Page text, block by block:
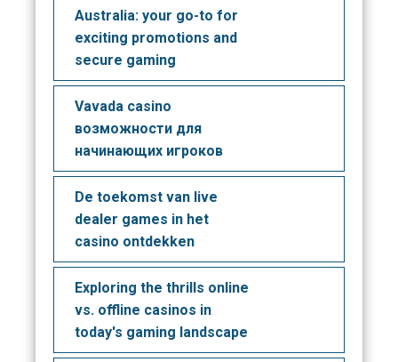
Australia: your go-to for
exciting promotions and
secure gaming
Vavada casino
возможности для
начинающих игроков
De toekomst van live
dealer games in het
casino ontdekken
Exploring the thrills online
vs. offline casinos in
today's gaming landscape